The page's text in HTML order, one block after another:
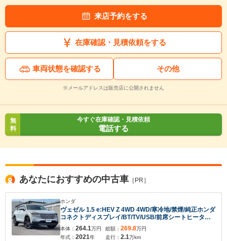
来店予約をする
在庫確認・見積依頼をする
車両状態を確認する その他
※メールアドレスは販売店に公開されません
無
料
今すぐ在庫確認・見積依頼
電話する
あなたにおすすめの中古車 ［PR］
ホンダ
ヴェゼル 1.5 e:HEV Z 4WD 4WD/寒冷地/禁煙/純正ホンダ
コネクトディスプレイ/BT/TV/USB/前席シートヒーター/
電動リアゲート/ダウンヒルアシストコントロール/フロン
トデアイサー/社外アルミホイール付冬タイヤ積込
本体： 264.1万円
年式： 2021年
総額： 269.8万円
走行： 2.1万km
入力途中の情報を保存しますか？
※次回問い合わせをする際に自動入力されます
※保存された情報は90日で破棄されます
いいえ